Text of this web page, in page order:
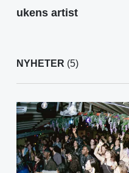
ukens artist
NYHETER (5)